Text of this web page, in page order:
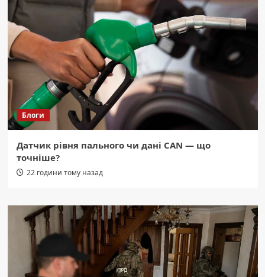
Блоги
Датчик рівня пального чи дані CAN — що
точніше?
22 години тому назад